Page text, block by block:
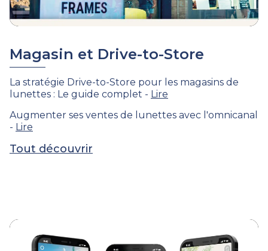
Magasin et Drive-to-Store
La stratégie Drive-to-Store pour les magasins de
lunettes : Le guide complet - Lire
Augmenter ses ventes de lunettes avec l'omnicanal
- Lire
Tout découvrir